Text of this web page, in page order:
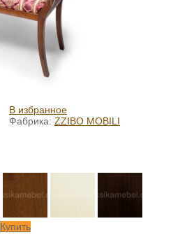
В избранное
Фабрика: ZZIBO MOBILI
Купить